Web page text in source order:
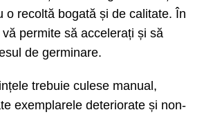
o recoltă bogată și de calitate. În
permite să accelerați și să
de germinare.
trebuie culese manual,
exemplarele deteriorate și non-